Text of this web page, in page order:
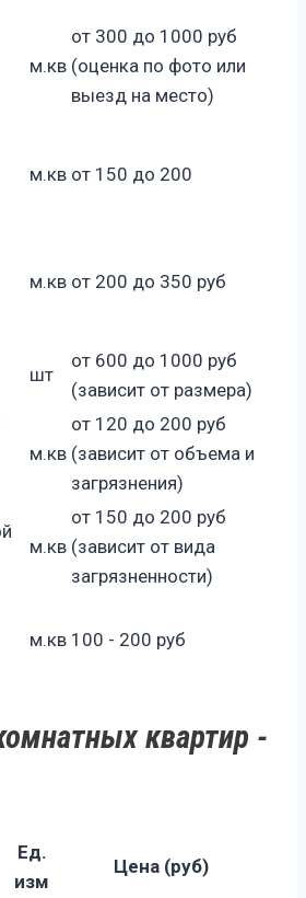
м.кв
от 300 до 1000 руб
(оценка по фото или
выезд на место)
м.кв от 150 до 200
м.кв от 200 до 350 руб
шт
от 600 до 1000 руб
(зависит от размера)
м.кв
от 120 до 200 руб
(зависит от объема и
загрязнения)
м.кв
от 150 до 200 руб
(зависит от вида
загрязненности)
м.кв 100 - 200 руб
квартир -
Ед.
изм
Цена (руб)